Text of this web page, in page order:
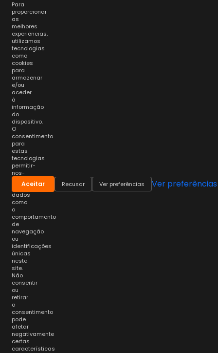
Para
proporcionar
as
melhores
experiências,
utilizamos
tecnologias
como
cookies
para
armazenar
e/ou
aceder
à
informação
do
dispositivo.
O
consentimento
para
estas
tecnologias
permitir-
nos-
á
processar
dados
como
o
comportamento
de
navegação
ou
identificações
únicas
neste
site.
Não
consentir
ou
retirar
o
consentimento
pode
afetar
negativamente
certas
características
Aceitar Recusar Ver preferências Ver preferências